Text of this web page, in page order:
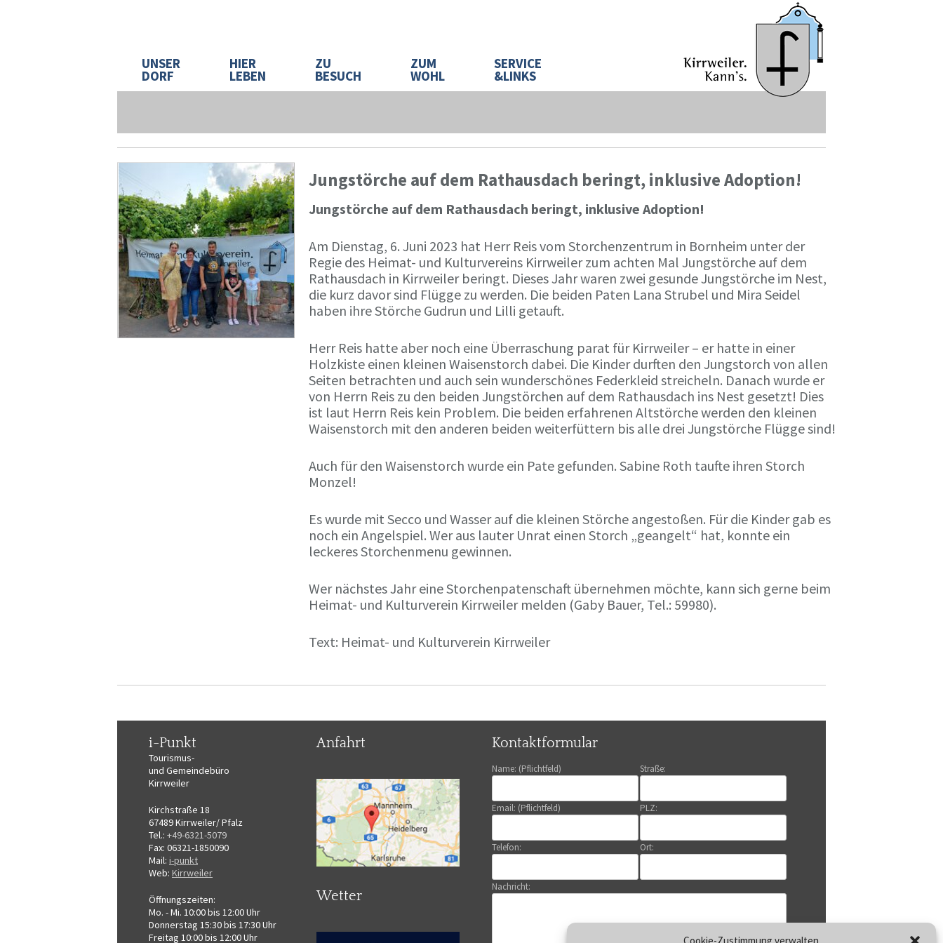
UNSER
DORF
HIER
LEBEN
ZU
BESUCH
ZUM
WOHL
SERVICE
&LINKS
Jungstörche auf dem Rathausdach beringt, inklusive Adoption!
Jungstörche auf dem Rathausdach beringt, inklusive Adoption!
Am Dienstag, 6. Juni 2023 hat Herr Reis vom Storchenzentrum in Bornheim unter der
Regie des Heimat- und Kulturvereins Kirrweiler zum achten Mal Jungstörche auf dem
Rathausdach in Kirrweiler beringt. Dieses Jahr waren zwei gesunde Jungstörche im Nest,
die kurz davor sind Flügge zu werden. Die beiden Paten Lana Strubel und Mira Seidel
haben ihre Störche Gudrun und Lilli getauft.
Herr Reis hatte aber noch eine Überraschung parat für Kirrweiler – er hatte in einer
Holzkiste einen kleinen Waisenstorch dabei. Die Kinder durften den Jungstorch von allen
Seiten betrachten und auch sein wunderschönes Federkleid streicheln. Danach wurde er
von Herrn Reis zu den beiden Jungstörchen auf dem Rathausdach ins Nest gesetzt! Dies
ist laut Herrn Reis kein Problem. Die beiden erfahrenen Altstörche werden den kleinen
Waisenstorch mit den anderen beiden weiterfüttern bis alle drei Jungstörche Flügge sind!
Auch für den Waisenstorch wurde ein Pate gefunden. Sabine Roth taufte ihren Storch
Monzel!
Es wurde mit Secco und Wasser auf die kleinen Störche angestoßen. Für die Kinder gab es
noch ein Angelspiel. Wer aus lauter Unrat einen Storch „geangelt“ hat, konnte ein
leckeres Storchenmenu gewinnen.
Wer nächstes Jahr eine Storchenpatenschaft übernehmen möchte, kann sich gerne beim
Heimat- und Kulturverein Kirrweiler melden (Gaby Bauer, Tel.: 59980).
Text: Heimat- und Kulturverein Kirrweiler
i-Punkt
Tourismus-
und Gemeindebüro
Kirrweiler
Kirchstraße 18
67489 Kirrweiler/ Pfalz
Tel.: +49-6321-5079
Fax: 06321-1850090
Mail: i-punkt
Web: Kirrweiler
Öffnungszeiten:
Mo. - Mi. 10:00 bis 12:00 Uhr
Donnerstag 15:30 bis 17:30 Uhr
Freitag 10:00 bis 12:00 Uhr
Anfahrt
Wetter
Kontaktformular
Name: (Pflichtfeld)
Email: (Pflichtfeld)
Telefon:
Straße:
PLZ:
Ort:
Nachricht: